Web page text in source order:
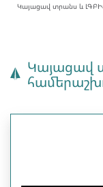
Կայացավ տրանս և
Կայացավ